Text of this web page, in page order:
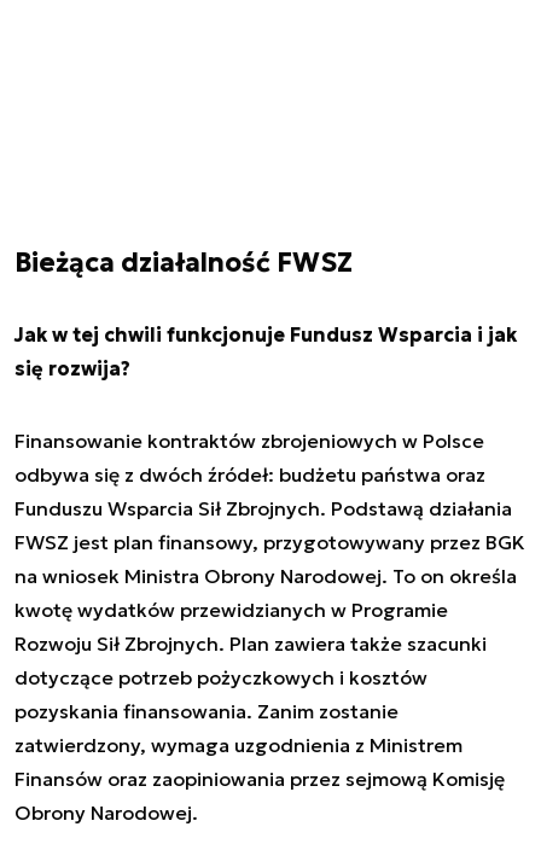
Bieżąca działalność FWSZ
Jak w tej chwili funkcjonuje Fundusz Wsparcia i jak
się rozwija?
Finansowanie kontraktów zbrojeniowych w Polsce
odbywa się z dwóch źródeł: budżetu państwa oraz
Funduszu Wsparcia Sił Zbrojnych. Podstawą działania
FWSZ jest plan finansowy, przygotowywany przez BGK
na wniosek Ministra Obrony Narodowej. To on określa
kwotę wydatków przewidzianych w Programie
Rozwoju Sił Zbrojnych. Plan zawiera także szacunki
dotyczące potrzeb pożyczkowych i kosztów
pozyskania finansowania. Zanim zostanie
zatwierdzony, wymaga uzgodnienia z Ministrem
Finansów oraz zaopiniowania przez sejmową Komisję
Obrony Narodowej.